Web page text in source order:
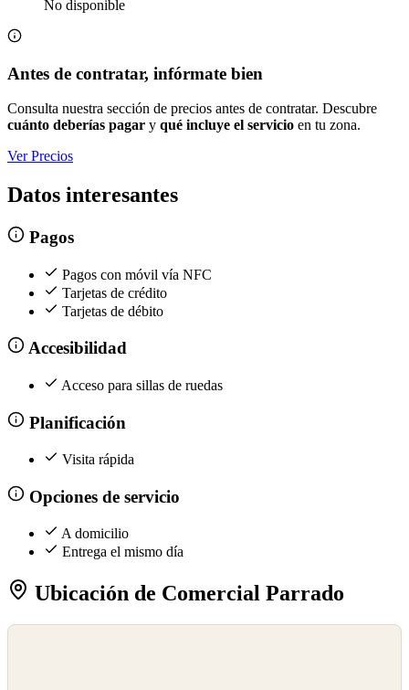
No disponible
Antes de contratar, infórmate bien
Consulta nuestra sección de precios antes de contratar. Descubre
cuánto deberías pagar y qué incluye el servicio en tu zona.
Ver Precios
Datos interesantes
Pagos
Pagos con móvil vía NFC
Tarjetas de crédito
Tarjetas de débito
Accesibilidad
Acceso para sillas de ruedas
Planificación
Visita rápida
Opciones de servicio
A domicilio
Entrega el mismo día
Ubicación de Comercial Parrado